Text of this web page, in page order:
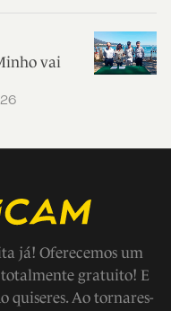
vai
já! Oferecemos um
gratuito! E
quiseres. Ao tornares-